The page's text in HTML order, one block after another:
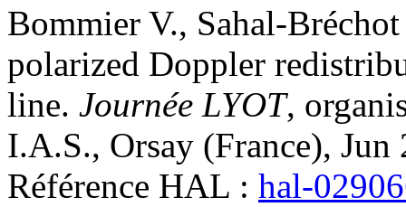
Bommier V., Sahal-Bréchot
polarized Doppler
line. Journée LYOT,
I.A.S., Orsay (France), Jun
Référence HAL : hal-